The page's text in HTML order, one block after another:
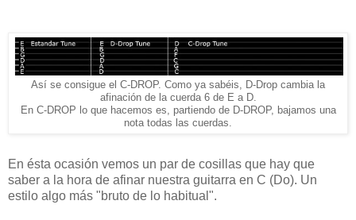
Así se consigue el C-DROP. Como ya sabéis, D-Drop cambia la
afinación de la cuerda 6 de E a D.
En C-DROP lo que hacemos es, partiendo de D-DROP, bajamos una
nota todas las cuerdas.
En ésta ocasión vemos un par de cosillas que hay que
saber a la hora de afinar nuestra guitarra en C (Do). Un
estilo algo más "bruto de lo habitual".